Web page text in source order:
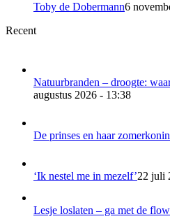
Toby de Dobermann6
Recent
Natuurbranden – droogte:
augustus 2026 - 13:38
De prinses en haar
‘Ik nestel me in mezelf’22 juli
Lesje loslaten – ga met de flow